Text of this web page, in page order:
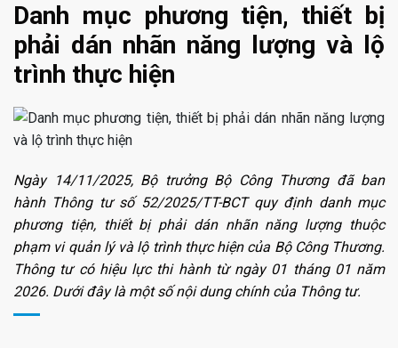
Danh mục phương tiện, thiết bị
phải dán nhãn năng lượng và lộ
trình thực hiện
Ngày 14/11/2025, Bộ trưởng Bộ Công Thương đã ban
hành Thông tư số 52/2025/TT-BCT quy định danh mục
phương tiện, thiết bị phải dán nhãn năng lượng thuộc
phạm vi quản lý và lộ trình thực hiện của Bộ Công Thương.
Thông tư có hiệu lực thi hành từ ngày 01 tháng 01 năm
2026. Dưới đây là một số nội dung chính của Thông tư.